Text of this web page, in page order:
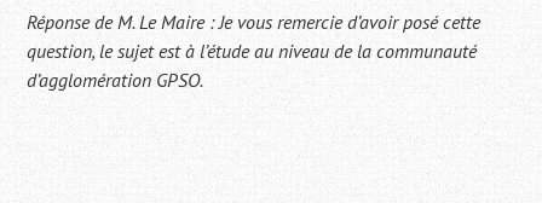
Réponse de M. Le Maire : Je vous remercie d’avoir posé cette
question, le sujet est à l’étude au niveau de la communauté
d’agglomération GPSO.